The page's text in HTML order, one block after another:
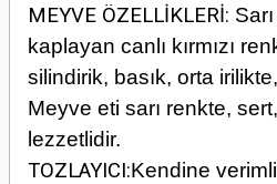
MEYVE ÖZELLİKLERİ:
kaplayan canlı kırmızı
silindirik, basık, orta
Meyve eti sarı renkte,
lezzetlidir.
TOZLAYICI:Kendine